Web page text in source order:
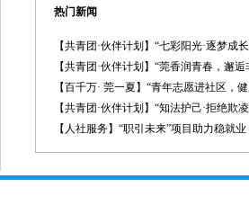
热门新闻
【共青团·伙伴计划】“七彩阳光·逐梦成
【共青团·伙伴计划】“莞香润青春，邂
【百千万· 莞一夏】“青年志愿进社区，
【共青团·伙伴计划】“知法护己·拒绝
【人社服务】“职引未来”项目助力稳